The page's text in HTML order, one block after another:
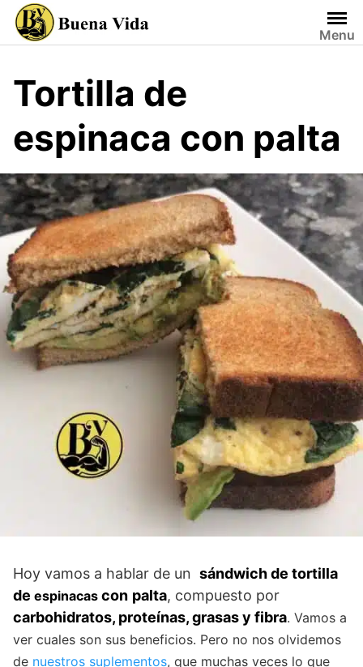
Saltar
contenido
Menu
Tortilla de
espinaca con palta
Hoy vamos a hablar de un sándwich de tortilla
de espinacas con palta, compuesto por
carbohidratos, proteínas, grasas y fibra. Vamos a
ver cuales son sus beneficios. Pero no nos olvidemos
de nuestros suplementos, que muchas veces lo que